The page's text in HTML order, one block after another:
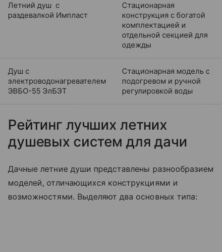
Летний душ с
раздевалкой Импласт
Стационарная
конструкция с богатой
комплектацией и
отдельной секцией для
одежды
Душ с
электроводонагревателем
ЭВБО-55 ЭлБЭТ
Стационарная модель с
подогревом и ручной
регулировкой воды
Рейтинг лучших летних
душевых систем для дачи
Дачные летние души представлены разнообразием
моделей, отличающихся конструкциями и
возможностями. Выделяют два основных типа: